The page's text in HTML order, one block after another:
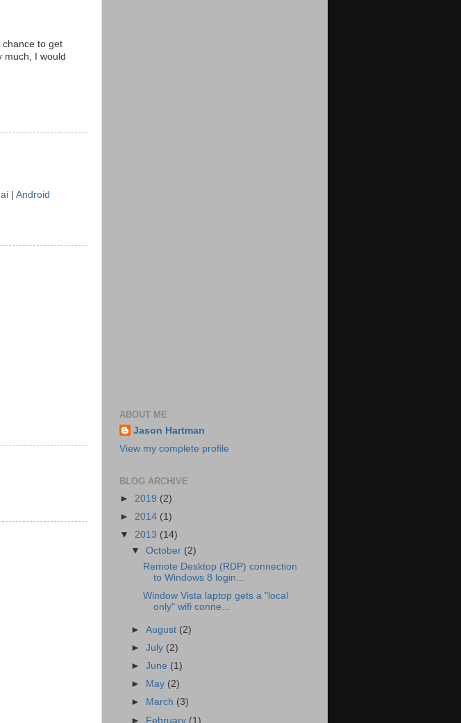
chance to get
much, I would
Android
ABOUT ME
Jason Hartman
View my complete profile
BLOG ARCHIVE
► 2019 (2)
► 2014 (1)
▼ 2013 (14)
▼October (2)
Remote Desktop (RDP) connection
to Windows 8 login...
Window Vista laptop gets a "local
only" wifi conne...
►August (2)
►July (2)
►June (1)
►
May (2)
►
March (3)
► February (1)